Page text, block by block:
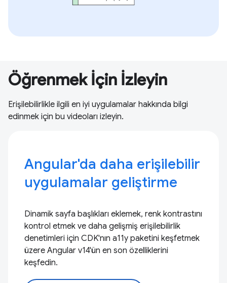
Öğrenmek İçin İzleyin
Erişilebilirlikle ilgili en iyi uygulamalar hakkında bilgi
edinmek için bu videoları izleyin.
Angular'da daha erişilebilir
uygulamalar geliştirme
Dinamik sayfa başlıkları eklemek, renk kontrastını
kontrol etmek ve daha gelişmiş erişilebilirlik
denetimleri için CDK'nın a11y paketini keşfetmek
üzere Angular v14'ün en son özelliklerini
keşfedin.